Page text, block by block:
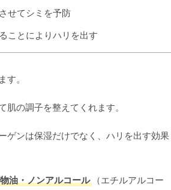
せてシミを予防
ことによりハリを出す
す。
肌の調子を整えてくれます。
ゲンは保湿だけでなく、ハリを出す効果
油・ノンアルコール
（エチルアルコー